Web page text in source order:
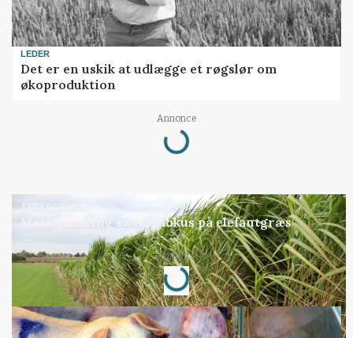
LEDER
Det er en uskik at udlægge et røgslør om
økoproduktion
Annonce
Loading...
ARRANGEMENT
Markvandring sætter fokus på elefantgræs
Annonce
Loading...